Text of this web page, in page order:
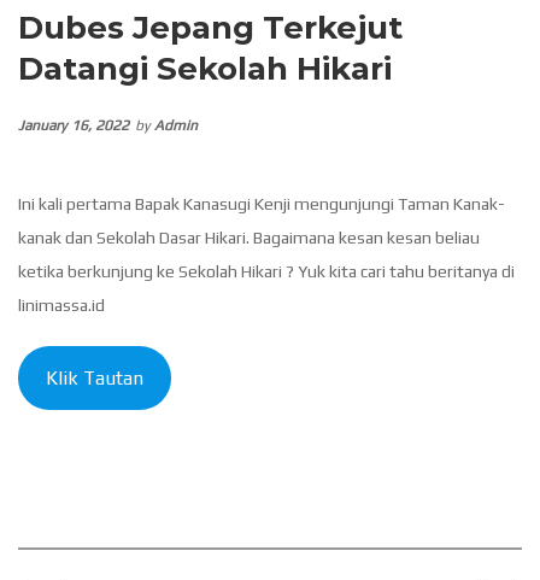
Dubes Jepang Terkejut
Datangi Sekolah Hikari
January 16, 2022 byAdmin
Ini kali pertama Bapak Kanasugi Kenji mengunjungi Taman Kanak-
kanak dan Sekolah Dasar Hikari. Bagaimana kesan kesan beliau
ketika berkunjung ke Sekolah Hikari ? Yuk kita cari tahu beritanya di
linimassa.id
Klik Tautan